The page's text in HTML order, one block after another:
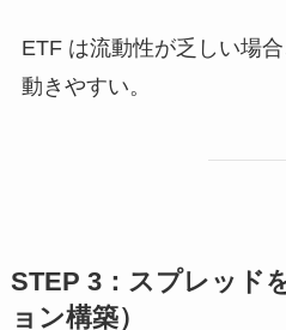
ETF は流動性が乏しい場
動きやすい。
STEP 3：スプレッド
ョン構築）